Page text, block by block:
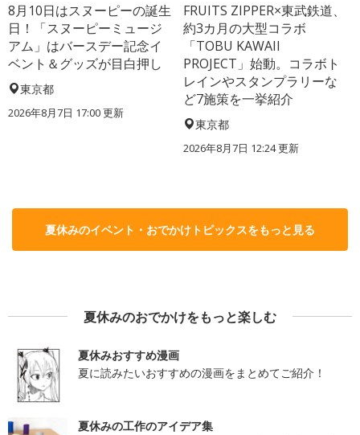
8月10日はスヌーピーの誕生
日！「スヌーピーミュージ
アム」はバースデー記念イ
ベント＆グッズが目白押し
東京都
2026年8月7日 17:00更新
FRUITS ZIPPER×東武鉄道、
約3カ月の大型コラボ
「TOBU KAWAII
PROJECT」始動。コラボト
レインやスタンプラリーな
ど7施策を一挙紹介
東京都
2026年8月7日 12:24更新
夏休みのイベント・おでかけトピックスをもっと見る
夏休みのおでかけをもっと楽しむ
夏休みおすすめ漫画
夏に読みたいおすすめの漫画をまとめてご紹介！
夏休みの工作のアイデア集